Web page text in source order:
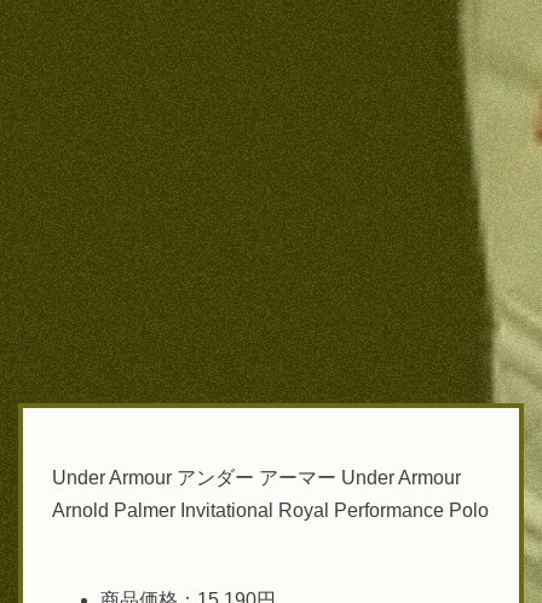
Under Armour アンダー アーマー Under Armour
Arnold Palmer Invitational Royal Performance Polo